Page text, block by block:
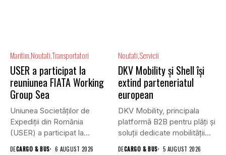
Maritim NoutatiTransportatori
USER a participat la
reuniunea FIATA Working
Group Sea
Uniunea Societăților de
Expediții din România
(USER) a participat la
DECARGO & BUS 6 AUGUST 2026
Noutati Servicii
DKV Mobility și Shell își
extind parteneriatul
european
DKV Mobility, principala
platformă B2B pentru plăți și
soluții dedicate mobilității
DECARGO & BUS 5 AUGUST 2026